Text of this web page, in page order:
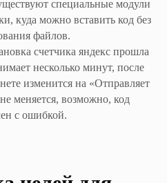
специальные модули
куда можно вставить код без
файлов.
счетчика яндекс прошла
несколько минут, после
изменится на «Отправляет
меняется, возможно, код
с ошибкой.